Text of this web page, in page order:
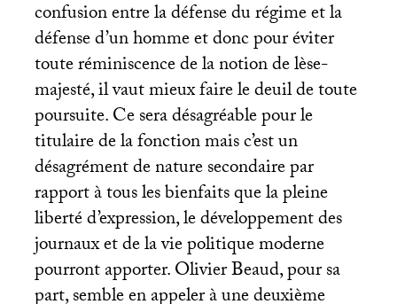
confusion entre la défense du régime et la
défense d’un homme et donc pour éviter
toute réminiscence de la notion de lèse-
majesté, il vaut mieux faire le deuil de toute
poursuite. Ce sera désagréable pour le
titulaire de la fonction mais c’est un
désagrément de nature secondaire par
rapport à tous les bienfaits que la pleine
liberté d’expression, le développement des
journaux et de la vie politique moderne
pourront apporter. Olivier Beaud, pour sa
part, semble en appeler à une deuxième